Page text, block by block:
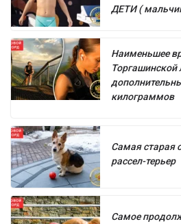
ДЕТИ (
Наименьшее
Торгашинской
килограммов
Самая старая
рассел-терьер
Самое